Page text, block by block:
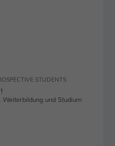
STUDENTS
Weiterbildung und Studium